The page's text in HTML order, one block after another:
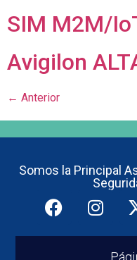
SIM M2M/
Avigilon
← Anterior
Somos la Principal